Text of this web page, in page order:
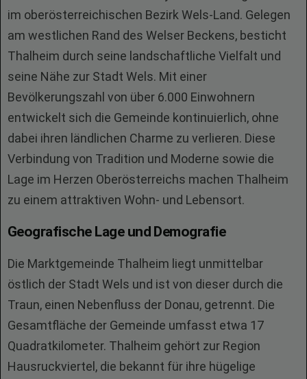
im oberösterreichischen Bezirk Wels-Land. Gelegen
am westlichen Rand des Welser Beckens, besticht
Thalheim durch seine landschaftliche Vielfalt und
seine Nähe zur Stadt Wels. Mit einer
Bevölkerungszahl von über 6.000 Einwohnern
entwickelt sich die Gemeinde kontinuierlich, ohne
dabei ihren ländlichen Charme zu verlieren. Diese
Verbindung von Tradition und Moderne sowie die
Lage im Herzen Oberösterreichs machen Thalheim
zu einem attraktiven Wohn- und Lebensort.
Geografische Lage und Demografie
Die Marktgemeinde Thalheim liegt unmittelbar
östlich der Stadt Wels und ist von dieser durch die
Traun, einen Nebenfluss der Donau, getrennt. Die
Gesamtfläche der Gemeinde umfasst etwa 17
Quadratkilometer. Thalheim gehört zur Region
Hausruckviertel, die bekannt für ihre hügelige